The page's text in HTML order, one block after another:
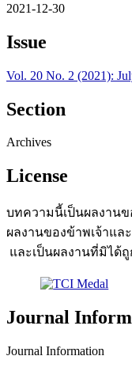
2021-12-30
Issue
Vol. 20 No. 2 (2021):
Section
Archives
License
บทความนี้เป็นผลงานข
ผลงานของข้าพเจ้าแ
และเป็นผลงานที่มิได้
Journal
Journal Information